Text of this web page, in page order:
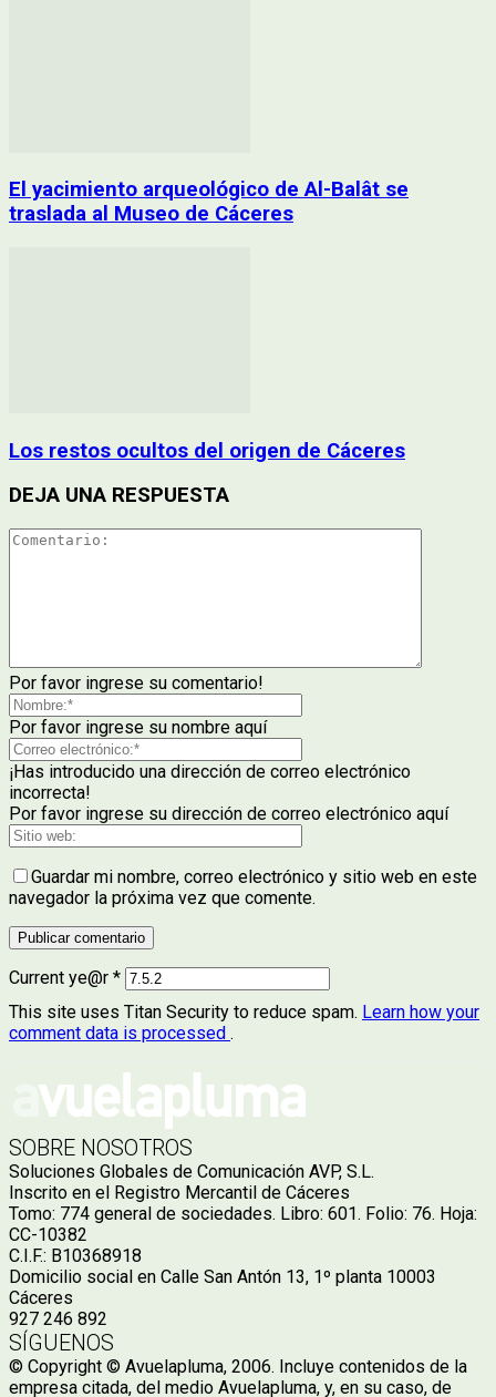
El yacimiento arqueológico de Al-Balât se
traslada al Museo de Cáceres
Los restos ocultos del origen de Cáceres
DEJA UNA RESPUESTA
Por favor ingrese su comentario!
Por favor ingrese su nombre aquí
¡Has introducido una dirección de correo electrónico
incorrecta!
Por favor ingrese su dirección de correo electrónico aquí
Guardar mi nombre, correo electrónico y sitio web en este
navegador la próxima vez que comente.
Current ye@r *
This site uses Titan Security to reduce spam. Learn how your
comment data is processed .
SOBRE NOSOTROS
Soluciones Globales de Comunicación AVP, S.L.
Inscrito en el Registro Mercantil de Cáceres
Tomo: 774 general de sociedades. Libro: 601. Folio: 76. Hoja:
CC-10382
C.I.F.: B10368918
Domicilio social en Calle San Antón 13, 1º planta 10003
Cáceres
927 246 892
SÍGUENOS
© Copyright © Avuelapluma, 2006. Incluye contenidos de la
empresa citada, del medio Avuelapluma, y, en su caso, de